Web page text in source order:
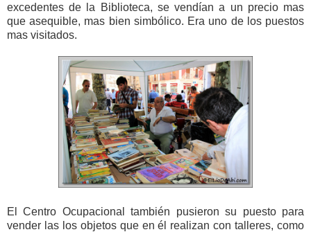
excedentes de la Biblioteca, se vendían a un precio mas
que asequible, mas bien simbólico. Era uno de los puestos
mas visitados.
El Centro Ocupacional también pusieron su puesto para
vender las los objetos que en él realizan con talleres, como